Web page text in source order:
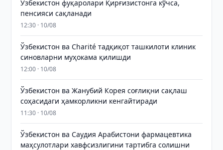
Ўзбекистон фуқаролари Қирғизистонга кўчса,
пенсияси сақланади
12:30 · 10/08
Ўзбекистон ва Charité тадқиқот ташкилоти клиник
синовларни муҳокама қилишди
12:00 · 10/08
Ўзбекистон ва Жанубий Корея соғлиқни сақлаш
соҳасидаги ҳамкорликни кенгайтиради
11:30 · 10/08
Ўзбекистон ва Саудия Арабистони фармацевтика
маҳсулотлари хавфсизлигини тартибга солишни